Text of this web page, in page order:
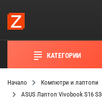
КАТЕГОРИИ
Начало Компютри и лаптопи
ASUS Лаптоп Vivobook S16